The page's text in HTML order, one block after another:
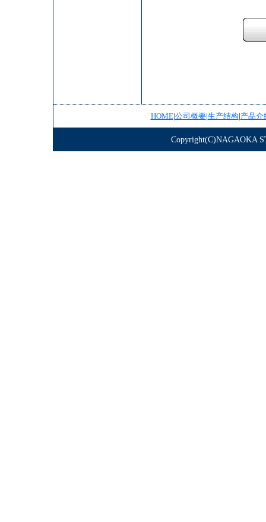
HOME|公司概要|生产结构|产品介
Copyright(C)NAGAOKA